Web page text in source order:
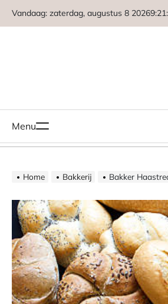
Vandaag: zaterdag, augustus 8 20269:21:
Menu
Home Bakkerij Bakker